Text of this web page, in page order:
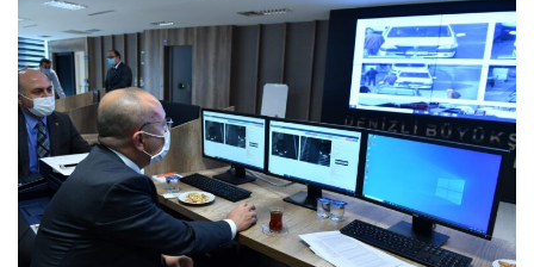
a2 Trafik Denetleme Sistemleri